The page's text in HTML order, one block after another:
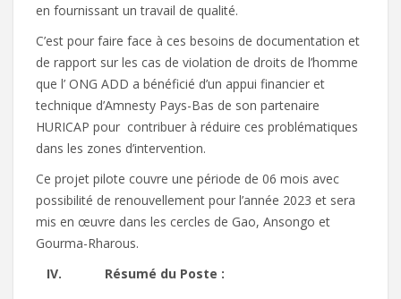
en fournissant un travail de qualité.
C’est pour faire face à ces besoins de documentation et
de rapport sur les cas de violation de droits de l’homme
que l’ ONG ADD a bénéficié d’un appui financier et
technique d’Amnesty Pays-Bas de son partenaire
HURICAP pour contribuer à réduire ces problématiques
dans les zones d’intervention.
Ce projet pilote couvre une période de 06 mois avec
possibilité de renouvellement pour l’année 2023 et sera
mis en œuvre dans les cercles de Gao, Ansongo et
Gourma-Rharous.
IV. Résumé du Poste :